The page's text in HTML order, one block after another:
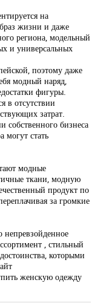
на
жизни и даже
региона, модельный
и универсальных
поэтому даже
модный наряд,
фигуры.
в отсутствии
затрат.
собственного бизнеса
могут стать
модные
ткани, модную
продукт по
за громкие
, стильный
которыми
женскую одежду